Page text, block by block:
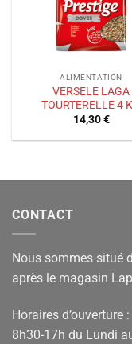
ALIMENTATION
VERSELE LAGA
TOURTERELLE 4
14,30€
CONTACT
Nous sommes situé
après le magasin
Horaires d’ouverture :
8h30-17h du Lundi